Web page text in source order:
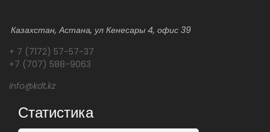
Казахстан, Астана, ул Кенесары 4, офис 39
+ 7 (7172) 57-57-37
+7 (707) 588-9063
info@kdt.kz
Статистика